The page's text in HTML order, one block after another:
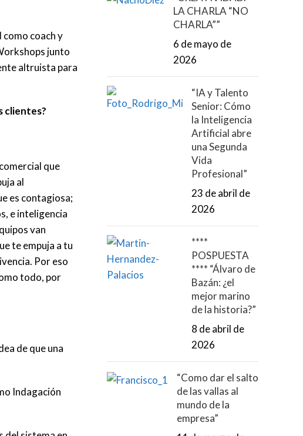
coach y
junto
altruista para
clientes?
que
al
es contagiosa;
e inteligencia
van
te empuja a tu
Por eso
todo, por
de que una
Indagación
LA CHARLA “NO
CHARLA””
6 de mayo de
2026
“IA y Talento
Senior: Cómo
la Inteligencia
Artificial abre
una Segunda
Vida
Profesional”
23 de abril de
2026
****
POSPUESTA
**** “Álvaro de
Bazán: ¿el
mejor marino
de la historia?”
8 de abril de
2026
“Como dar el salto
de las vallas al
mundo de la
empresa”